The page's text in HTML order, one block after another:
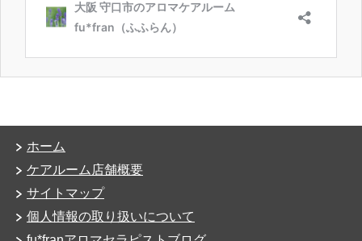
ホーム
ケアルーム店舗概要
サイトマップ
個人情報の取り扱いについて